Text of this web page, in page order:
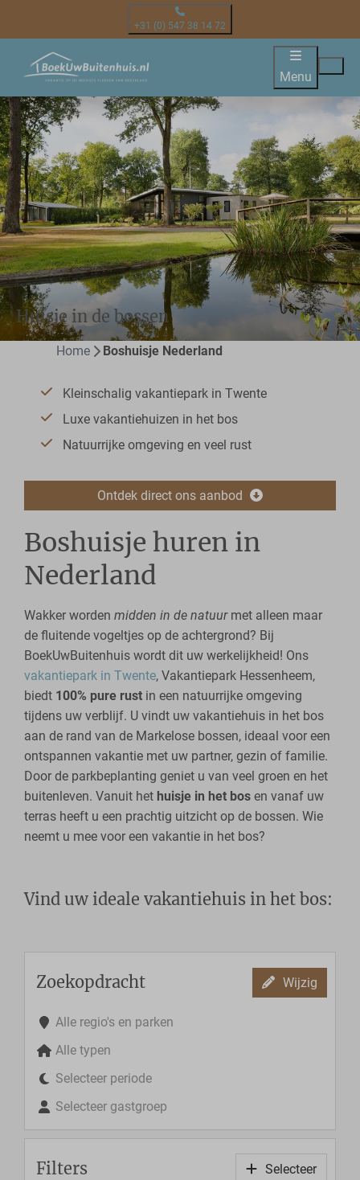
+31 (0) 547 38 14 72
Menu
Huisje in de bossen
Home Boshuisje Nederland
Kleinschalig vakantiepark in Twente
Luxe vakantiehuizen in het bos
Natuurrijke omgeving en veel rust
Ontdek direct ons aanbod
Boshuisje huren in
Nederland
Wakker wordenmidden in de natuur met alleen maar
de fluitende vogeltjes op de achtergrond? Bij
BoekUwBuitenhuis wordt dit uw werkelijkheid! Ons
vakantiepark in Twente, Vakantiepark Hessenheem,
biedt 100% pure rust in een natuurrijke omgeving
tijdens uw verblijf. U vindt uw vakantiehuis in het bos
aan de rand van de Markelose bossen, ideaal voor een
ontspannen vakantie met uw partner, gezin of familie.
Door de parkbeplanting geniet u van veel groen en het
buitenleven. Vanuit het huisje in het bos en vanaf uw
terras heeft u een prachtig uitzicht op de bossen. Wie
neemt u mee voor een vakantie in het bos?
Vind uw ideale vakantiehuis in het bos:
Zoekopdracht Wijzig
Alle regio's en parken
Alle typen
Selecteer periode
Selecteer gastgroep
Filters Selecteer